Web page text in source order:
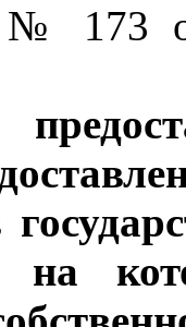
№ 173
на